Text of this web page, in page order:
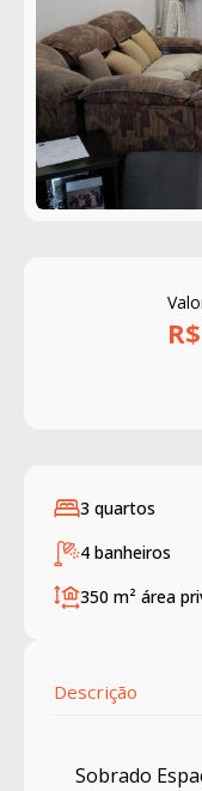
3 quartos
4 banheiros
350 m² área
Descrição
Sobrado